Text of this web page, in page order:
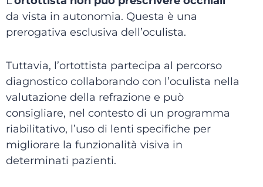
da vista in autonomia. Questa è una
prerogativa esclusiva dell’oculista.
Tuttavia, l’ortottista partecipa al percorso
diagnostico collaborando con l’oculista nella
valutazione della refrazione e può
consigliare, nel contesto di un programma
riabilitativo, l’uso di lenti specifiche per
migliorare la funzionalità visiva in
determinati pazienti.